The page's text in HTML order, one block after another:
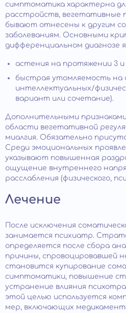
симптоматика характерна
расстройств, вегетативные
бывают отнесены к другим
заболеваниям. Основными
дифференциальном диагнозе
астения на протяжении 3 и
быстрая утомляемость на
интеллектуальных/
вариант или сочетание).
Дополнительными
области вегетативной
миалгия. Обязательно
Среди эмоциональных
указывают повышенная
ощущение внутреннего
расслабления (физического,
Лечение
После исключения
занимается психиатр.
определяется после сбора
причины, спровоцировавшей
становится купирование
симптоматики, повышение
устранение влияния
этой целью используется
мер, включающих